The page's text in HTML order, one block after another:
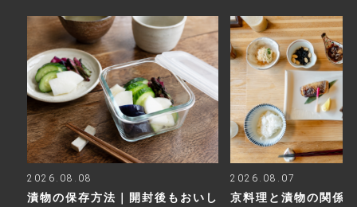
2026.08.08
漬物の保存方法｜開封後もおいし
2026.08.07
京料理と漬物の関係